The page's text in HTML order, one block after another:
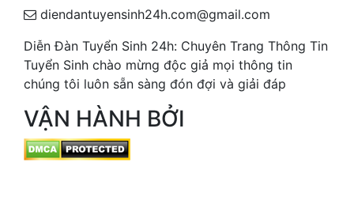
diendantuyensinh24h.com@gmail.com
Diễn Đàn Tuyển Sinh 24h: Chuyên Trang Thông Tin
Tuyển Sinh chào mừng độc giả mọi thông tin
chúng tôi luôn sẵn sàng đón đợi và giải đáp
VẬN HÀNH BỞI